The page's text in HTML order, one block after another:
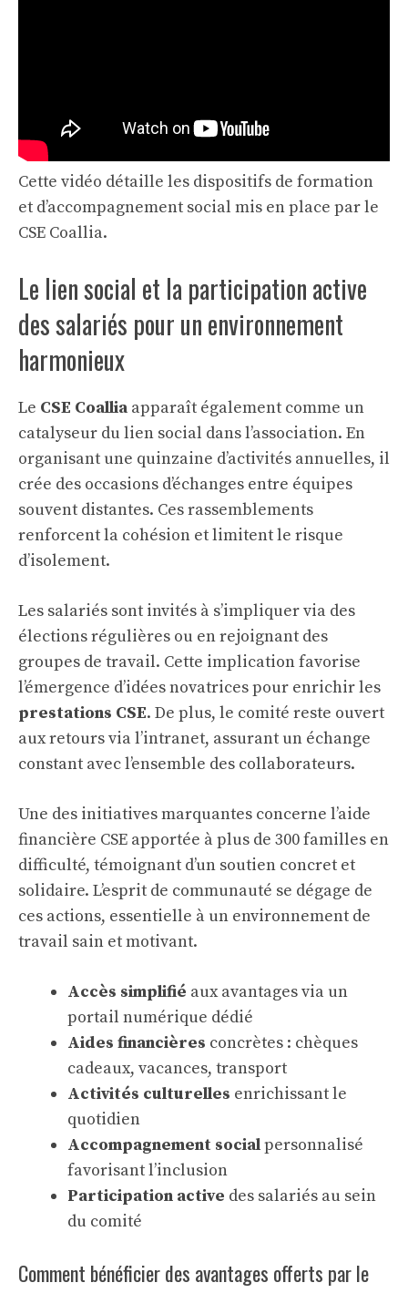
Cette vidéo détaille les dispositifs de formation
et d’accompagnement social mis en place par le
CSE Coallia.
Le lien social et la participation active
des salariés pour un environnement
harmonieux
Le CSE Coallia apparaît également comme un
catalyseur du lien social dans l’association. En
organisant une quinzaine d’activités annuelles, il
crée des occasions d’échanges entre équipes
souvent distantes. Ces rassemblements
renforcent la cohésion et limitent le risque
d’isolement.
Les salariés sont invités à s’impliquer via des
élections régulières ou en rejoignant des
groupes de travail. Cette implication favorise
l’émergence d’idées novatrices pour enrichir les
prestations CSE. De plus, le comité reste ouvert
aux retours via l’intranet, assurant un échange
constant avec l’ensemble des collaborateurs.
Une des initiatives marquantes concerne l’aide
financière CSE apportée à plus de 300 familles en
difficulté, témoignant d’un soutien concret et
solidaire. L’esprit de communauté se dégage de
ces actions, essentielle à un environnement de
travail sain et motivant.
Accès simplifié aux avantages via un
portail numérique dédié
Aides financières concrètes : chèques
cadeaux, vacances, transport
Activités culturelles enrichissant le
quotidien
Accompagnement socialpersonnalisé
favorisant l’inclusion
Participation active des salariés au sein
du comité
Comment bénéficier des avantages offerts par le